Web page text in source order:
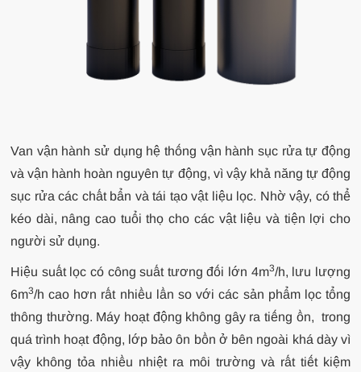
Van vận hành sử dụng hệ thống vận hành sục rửa tự động
và vận hành hoàn nguyên tự động, vì vậy khả năng tự động
sục rửa các chất bẩn và tái tạo vật liệu lọc. Nhờ vậy, có thể
kéo dài, nâng cao tuổi thọ cho các vật liệu và tiện lợi cho
người sử dụng.
Hiệu suất lọc có công suất tương đối lớn 4m3/h, lưu lượng
6m3/h cao hơn rất nhiều lần so với các sản phẩm lọc tổng
thông thường. Máy hoạt động không gây ra tiếng ồn, trong
quá trình hoạt động, lớp bảo ôn bồn ở bên ngoài khá dày vì
vậy không tỏa nhiều nhiệt ra môi trường và rất tiết kiệm